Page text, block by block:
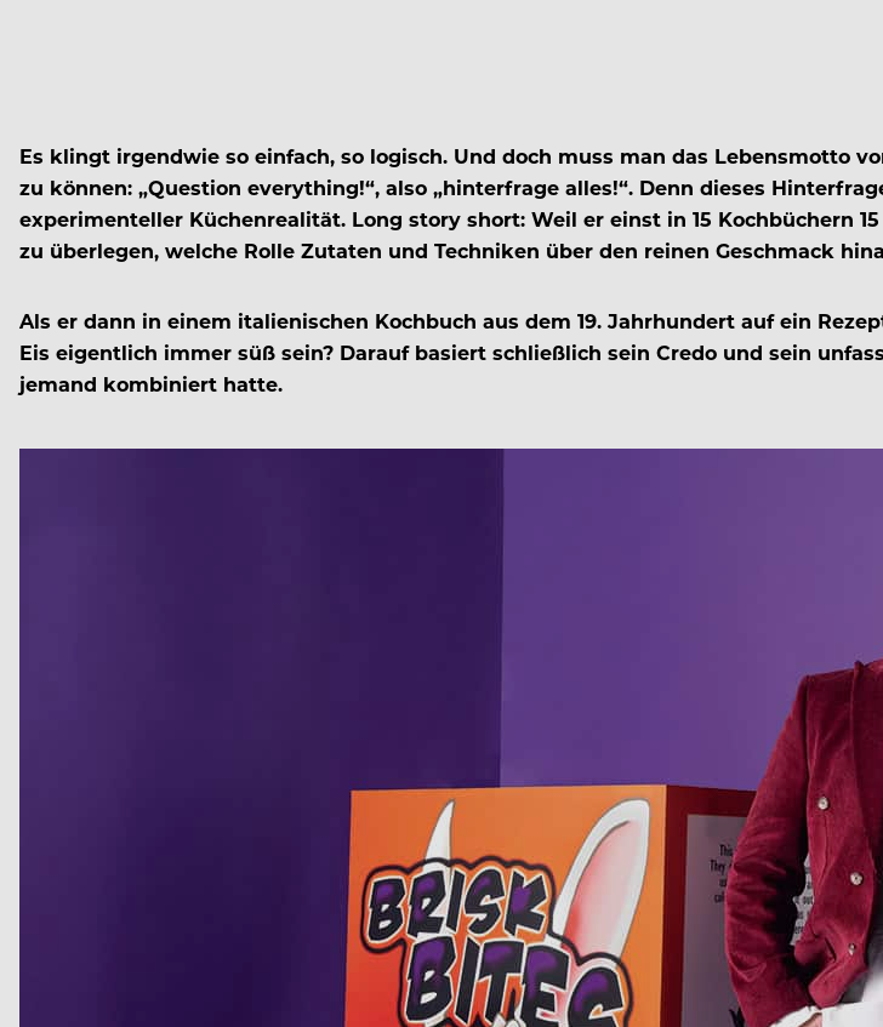
Es klingt irgendwie so einfach, so logisch. Und doch muss man das Lebensmotto
zu können: „Question everything!“, also „hinterfrage alles!“. Denn dieses
experimenteller Küchenrealität. Long story short: Weil er einst in 15 Kochbüchern
zu überlegen, welche Rolle Zutaten und Techniken über den reinen Geschmack
Als er dann in einem italienischen Kochbuch aus dem 19. Jahrhundert auf ein
Eis eigentlich immer süß sein? Darauf basiert schließlich sein Credo und sein
jemand kombiniert hatte.